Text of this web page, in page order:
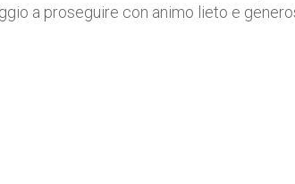
a proseguire con animo lieto e